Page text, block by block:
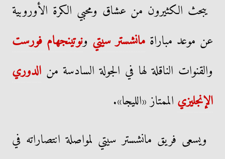
يبحث الكثيرون من عشاق ومحبي الكرة الأوروبية
عن موعد مباراة مانشستر سيتي ونوتينجهام فورست
والقنوات الناقلة لها في الجولة السادسة من الدوري
الإنجليزي الممتاز «الليجا».
ويسعى فريق مانشستر سيتي لمواصلة انتصاراته في